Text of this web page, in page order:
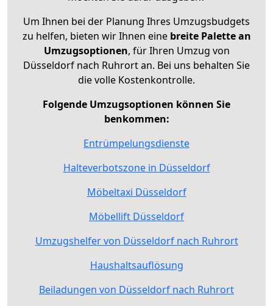
Um Ihnen bei der Planung Ihres Umzugsbudgets
zu helfen, bieten wir Ihnen eine breite Palette an
Umzugsoptionen, für Ihren Umzug von
Düsseldorf nach Ruhrort an. Bei uns behalten Sie
die volle Kostenkontrolle.
Folgende Umzugsoptionen können Sie
benkommen:
Entrümpelungsdienste
Halteverbotszone in Düsseldorf
Möbeltaxi Düsseldorf
Möbellift Düsseldorf
Umzugshelfer von Düsseldorf nach Ruhrort
Haushaltsauflösung
Beiladungen von Düsseldorf nach Ruhrort